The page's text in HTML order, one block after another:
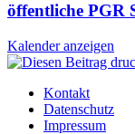
öffentliche PGR
Kalender anzeigen
Kontakt
Datenschutz
Impressum